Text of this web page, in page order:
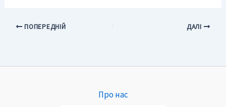
ПОПЕРЕДНІЙ ДАЛІ
Про нас